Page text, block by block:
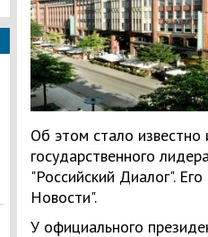
Об этом стало известно
государственного
"Российский Диалог".
Новости".
У официального